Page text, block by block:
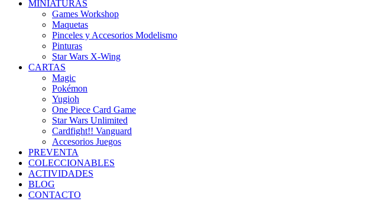
MINIATURAS
Games Workshop
Maquetas
Pinceles y Accesorios Modelismo
Pinturas
Star Wars X-Wing
CARTAS
Magic
Pokémon
Yugioh
One Piece Card Game
Star Wars Unlimited
Cardfight!! Vanguard
Accesorios Juegos
PREVENTA
COLECCIONABLES
ACTIVIDADES
BLOG
CONTACTO